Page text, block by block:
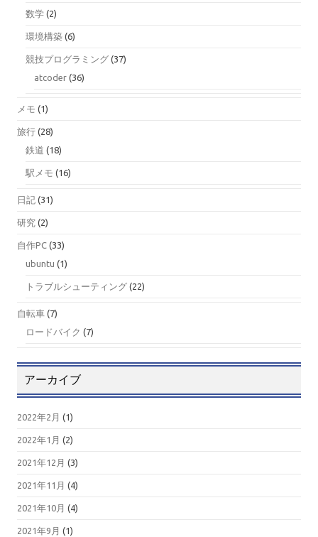
数学 (2)
環境構築 (6)
競技プログラミング (37)
atcoder (36)
メモ (1)
旅行 (28)
鉄道 (18)
駅メモ (16)
日記 (31)
研究 (2)
自作PC (33)
ubuntu (1)
トラブルシューティング (22)
自転車 (7)
ロードバイク (7)
アーカイブ
2022年2月 (1)
2022年1月 (2)
2021年12月 (3)
2021年11月 (4)
2021年10月 (4)
2021年9月 (1)